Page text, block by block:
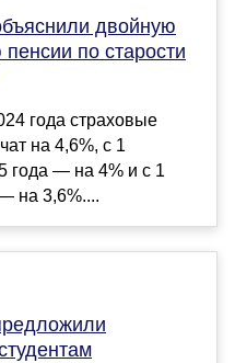
двойную
по старости
года страховые
на 4,6%, с 1
года — на 4% и с 1
на 3,6%....